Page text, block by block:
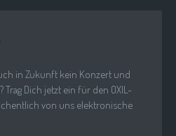
in Zukunft kein Konzert und
Trag Dich jetzt ein für den OXIL-
von uns elektronische